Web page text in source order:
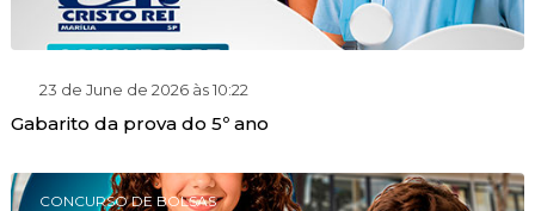
23 de June de 2026 às 10:22
Gabarito da prova do 5º ano
CONCURSO DE BOLSAS